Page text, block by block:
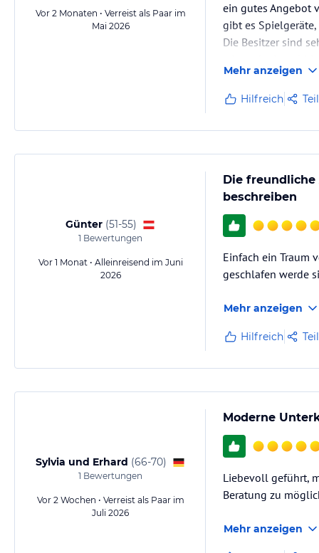
Vor 2 Monaten • Verreist als Paar im
Mai 2026
ein gutes Angebot
gibt es
Die Besitzer sind
Mehr anzeigen
Hilfreich
Günter (51-55)
1 Bewertungen
Vor 1 Monat • Alleinreisend im Juni
2026
Die
beschreiben
Einfach ein Traum
geschlafen werde
Mehr anzeigen
Hilfreich
Sylvia und Erhard (66-70)
1 Bewertungen
Vor 2 Wochen • Verreist als Paar im
Juli 2026
Moderne
Liebevoll geführt,
Beratung zu
Mehr anzeigen